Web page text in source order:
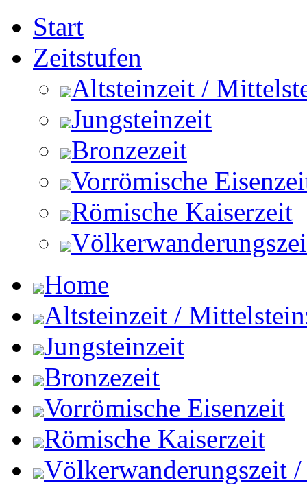
Start
Zeitstufen
Altsteinzeit /
Jungsteinzeit
Bronzezeit
Vorrömische
Römische Kaiserzeit
Home
Altsteinzeit /
Jungsteinzeit
Bronzezeit
Vorrömische Eisenzeit
Römische Kaiserzeit
Völkerwanderungszeit